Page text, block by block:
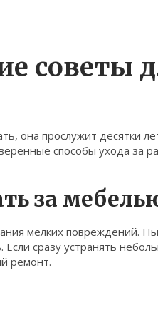
советы
она прослужит десятки
способы ухода за
за
мелких повреждений.
Если сразу устранять
ремонт.